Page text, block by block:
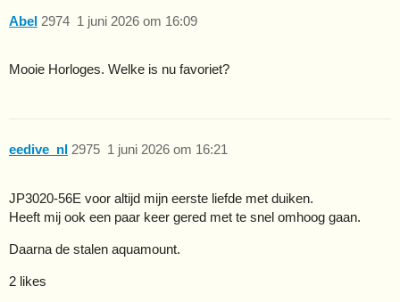
Abel 1 juni 2026 om 16:09
2974
Mooie Horloges. Welke is nu favoriet?
eedive_nl 1 juni 2026 om 16:21
2975
JP3020-56E voor altijd mijn eerste liefde met duiken.
Heeft mij ook een paar keer gered met te snel omhoog gaan.
Daarna de stalen aquamount.
2 likes